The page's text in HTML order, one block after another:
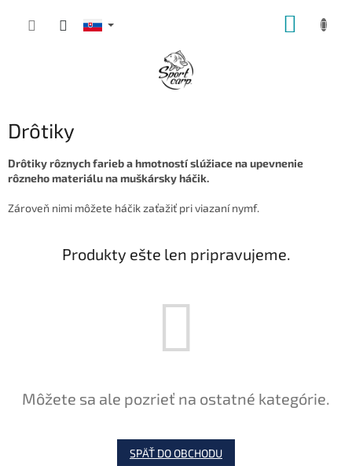
Drôtiky
Drôtiky rôznych farieb a hmotností slúžiace na upevnenie
rôzneho materiálu na muškársky háčik.
Zároveň nimi môžete háčik zaťažiť pri viazaní nymf.
Produkty ešte len pripravujeme.
Môžete sa ale pozrieť na ostatné kategórie.
SPÄŤ DO OBCHODU